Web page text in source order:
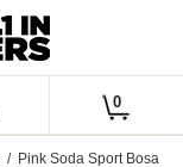
0
/ Pink Soda Sport Bosa